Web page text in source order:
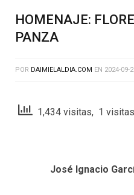
HOMENAJE:
PANZA
POR DAIMIELALDIA.COM EN 2024-09-
1,434 visitas, 1
José Ignacio